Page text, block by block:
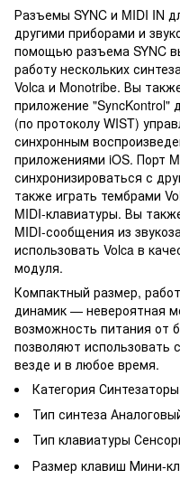
Разъемы SYNC и MIDI IN
другими приборами и
помощью разъема SYNC
работу нескольких
Volca и Monotribe. Вы
приложение "SyncKontrol"
(по протоколу WIST)
синхронным
приложениями iOS. Порт
синхронизироваться с
также играть тембрами
MIDI-клавиатуры. Вы
MIDI-сообщения из
использовать Volca в
модуля.
Компактный размер,
динамик — невероятная
возможность питания от
позволяют использовать
везде и в любое время.
Категория
Тип синтеза
Тип клавиатуры
Размер клавиш Мини-